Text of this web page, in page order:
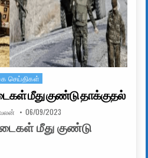
in
செய்திகள்
மீது குண்டு தாக்குதல்
PUBLISHED DATE:
06/09/2023
மீது குண்டு